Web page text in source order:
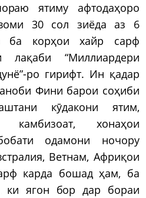
ятиму афтодаҳоро
30 сол зиёда аз 6
ба корҳои хайр сарф
“Миллиардери
ро гирифт. Ин қадар
Фини барои соҳиби
кӯдакони ятим,
камбизоат, хонаҳои
одамони ночору
Ветнам, Африқои
карда бошад ҳам, ба
ки ягон бор дар бораи